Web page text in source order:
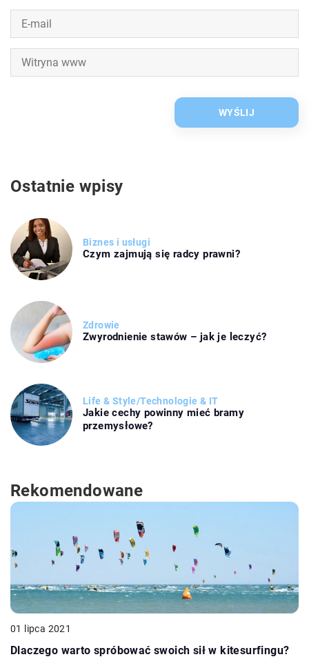
Ostatnie wpisy
Biznes i usługi
Czym zajmują się radcy prawni?
Zdrowie
Zwyrodnienie stawów – jak je leczyć?
Life & Style/Technologie & IT
Jakie cechy powinny mieć bramy
przemysłowe?
Rekomendowane
01 lipca 2021
Dlaczego warto spróbować swoich sił w kitesurfingu?